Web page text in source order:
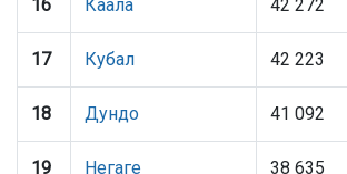
16 Каала 42 272
17 Кубал 42 223
18 Дундо 41 092
19 Негаге 38 635